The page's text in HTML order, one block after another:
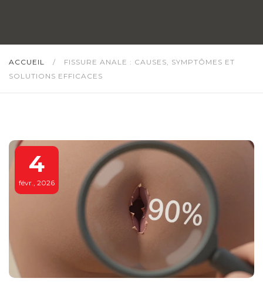
ACCUEIL /
FISSURE ANALE : CAUSES, SYMPTÔMES ET
SOLUTIONS EFFICACES
4
févr., 2026